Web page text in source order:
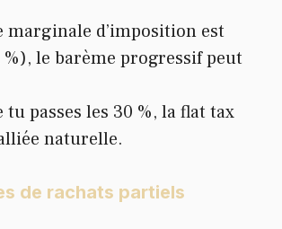
marginale d’imposition est
%), le barème progressif peut
tu passes les 30 %, la flat tax
naturelle.
de rachats partiels